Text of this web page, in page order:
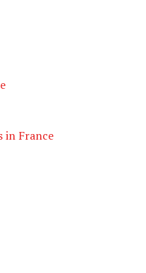
in France